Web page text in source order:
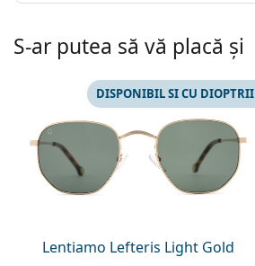
S-ar putea să vă placă și
Lentiamo Lefteris Light Gold
DISPONIBIL SI CU DIOPTRII